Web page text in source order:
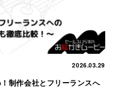
2026.03.29
制作会社とフリーランスへ